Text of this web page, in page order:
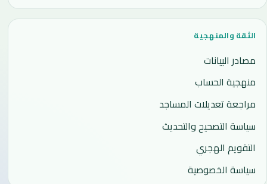
الثقة والمنهجية
مصادر البيانات
منهجية الحساب
مراجعة تعديلات المساجد
سياسة التصحيح والتحديث
التقويم الهجري
سياسة الخصوصية